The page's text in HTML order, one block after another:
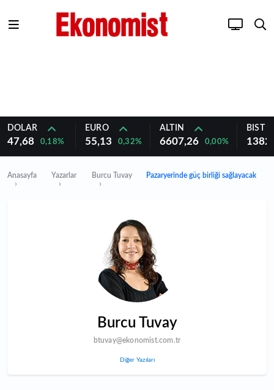
DOLAR
47,68 0,18%
EURO
55,13 0,32%
ALTIN
6607,26 0,00%
BIST
Anasayfa Yazarlar Burcu Tuvay Pazaryerinde güç birliği sağlayacak
Burcu Tuvay
btuvay@ekonomist.com.tr
Diğer Yazıları